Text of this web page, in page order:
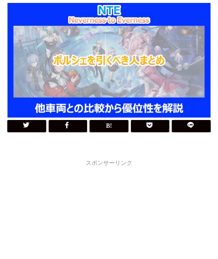
スポンサーリンク